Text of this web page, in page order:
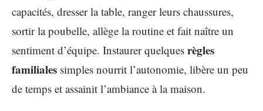
capacités, dresser la table, ranger leurs chaussures,
sortir la poubelle, allège la routine et fait naître un
sentiment d’équipe. Instaurer quelques règles
familiales simples nourrit l’autonomie, libère un peu
de temps et assainit l’ambiance à la maison.